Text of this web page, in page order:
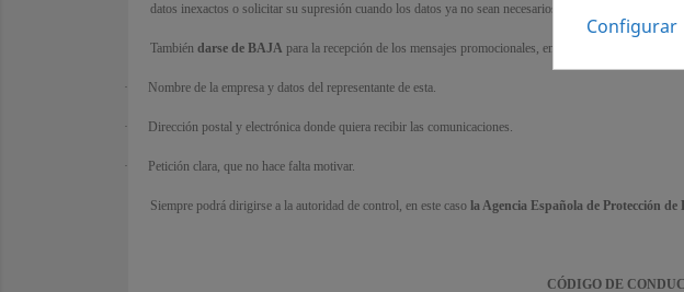
datos inexactos o solicitar su supresión cuando los datos ya no sean necesarios para los fines que
También darse de BAJA para la recepción de los mensajes promocionales, en cumplimiento de la
· Nombre de la empresa y datos del representante de esta.
· Dirección postal y electrónica donde quiera recibir las comunicaciones.
· Petición clara, que no hace falta motivar.
Siempre podrá dirigirse a la autoridad de control, en este caso la Agencia Española de Protección de
CÓDIGO DE
Configurar